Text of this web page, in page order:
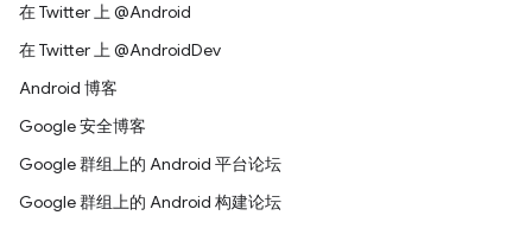
在 Twitter 上 @Android
在 Twitter 上 @AndroidDev
Android 博客
Google 安全博客
Google 群组上的 Android 平台论坛
Google 群组上的 Android 构建论坛